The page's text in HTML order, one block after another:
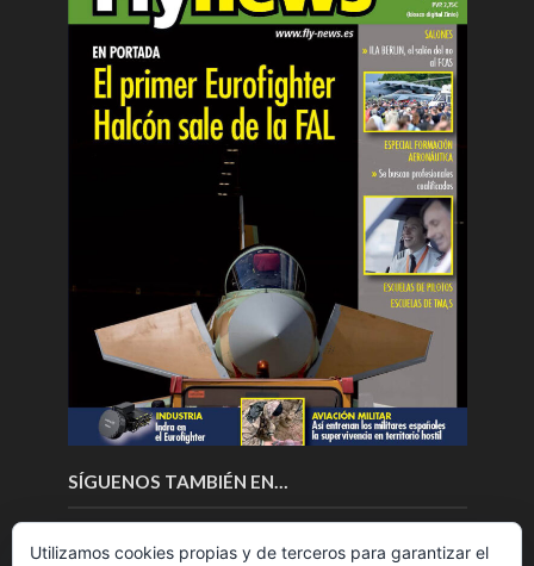
SÍGUENOS TAMBIÉN EN…
Utilizamos cookies propias y de terceros para garantizar el